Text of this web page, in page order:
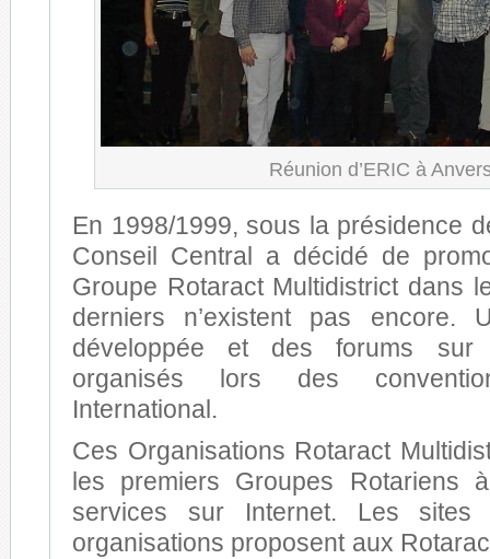
Réunion d’ERIC à
En 1998/1999, sous la présidence
Conseil Central a décidé de
Groupe Rotaract Multidistrict dans
derniers n’existent pas encore.
développée et des forums
organisés lors des
International.
Ces Organisations Rotaract
les premiers Groupes Rotariens
services sur Internet. Les sites
organisations proposent aux